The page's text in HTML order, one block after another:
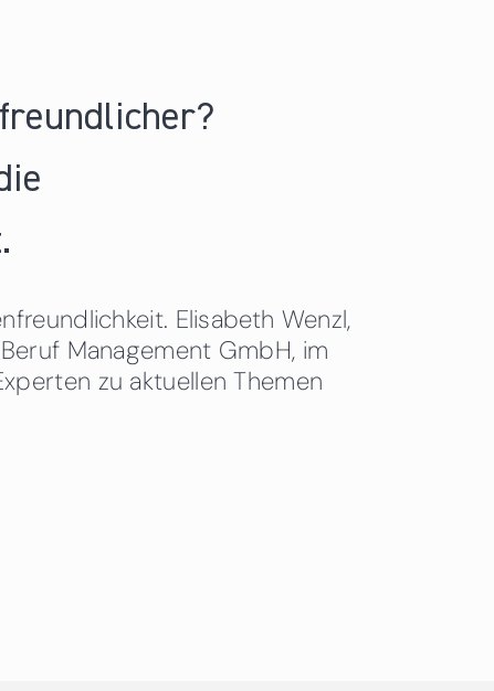
Elisabeth Wenzl,
Management GmbH, im
zu aktuellen Themen